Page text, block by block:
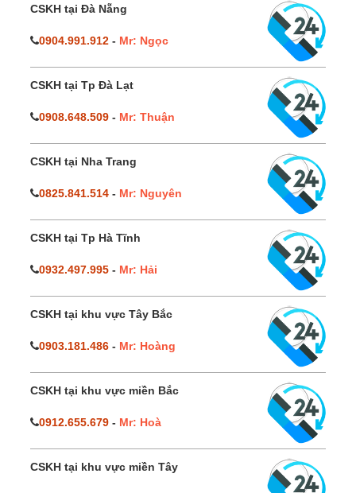
CSKH tại Đà Nẵng
0904.991.912 - Mr: Ngọc
CSKH tại Tp Đà Lạt
0908.648.509 - Mr: Thuận
CSKH tại Nha Trang
0825.841.514 - Mr: Nguyên
CSKH tại Tp Hà Tĩnh
0932.497.995 - Mr: Hải
CSKH tại khu vực Tây Bắc
0903.181.486 - Mr: Hoàng
CSKH tại khu vực miền Bắc
0912.655.679 - Mr: Hoà
CSKH tại khu vực miền Tây